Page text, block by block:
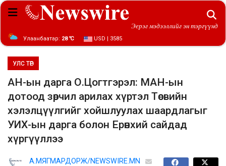
Эерэг мэдээллийг эн тэргүүнд
Улаанбаатар: 28 ℃ USD | 3585
УЛС ТӨР
АН-ын дарга О.Цогтгэрэл: МАН-ын
дотоод зөрчил арилах хүртэл Төсвийн
хэлэлцүүлгийг хойшлуулах шаардлагыг
УИХ-ын дарга болон Ерөнхий сайдад
хүргүүллээ
А.МЯГМАРДОРЖ/NEWSWIRE.MN